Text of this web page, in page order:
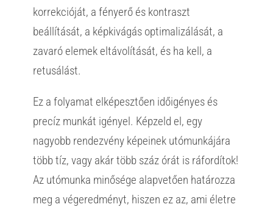
korrekcióját, a fényerő és kontraszt
beállítását, a képkivágás optimalizálását, a
zavaró elemek eltávolítását, és ha kell, a
retusálást.
Ez a folyamat elképesztően időigényes és
precíz munkát igényel. Képzeld el, egy
nagyobb rendezvény képeinek utómunkájára
több tíz, vagy akár több száz órát is ráfordítok!
Az utómunka minősége alapvetően határozza
meg a végeredményt, hiszen ez az, ami életre